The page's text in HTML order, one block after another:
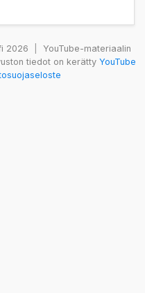
2026
YouTube-materiaalin
tiedot on kerätty YouTube